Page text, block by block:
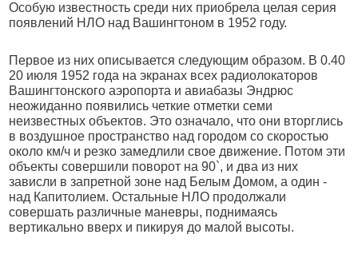
Особую известность среди них приобрела целая серия
появлений НЛО над Вашингтоном в 1952 году.
Первое из них описывается следующим образом. В 0.40
20 июля 1952 года на экранах всех радиолокаторов
Вашингтонского аэропорта и авиабазы Эндрюс
неожиданно появились четкие отметки семи
неизвестных объектов. Это означало, что они вторглись
в воздушное пространство над городом со скоростью
около км/ч и резко замедлили свое движение. Потом эти
объекты совершили поворот на 90`, и два из них
зависли в запретной зоне над Белым Домом, а один -
над Капитолием. Остальные НЛО продолжали
совершать различные маневры, поднимаясь
вертикально вверх и пикируя до малой высоты.